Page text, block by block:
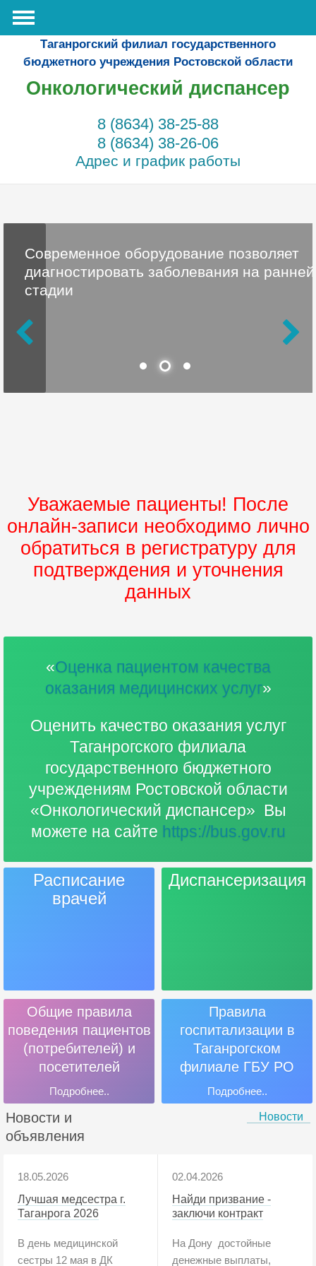
Таганрогский филиал государственного
бюджетного учреждения Ростовской области
Онкологический диспансер
8 (8634) 38-25-88
8 (8634) 38-26-06
Адрес и график работы
Современное оборудование позволяет
диагностировать заболевания на ранней
стадии
Уважаемые пациенты! После
онлайн-записи необходимо лично
обратиться в регистратуру для
подтверждения и уточнения
данных
«Оценка пациентом качества
оказания медицинских услуг»
Оценить качество оказания услуг
Таганрогского филиала
государственного бюджетного
учреждениям Ростовской области
«Онкологический диспансер» Вы
можете на сайте https://bus.gov.ru
Расписание
врачей
Диспансеризация
Общие правила
поведения пациентов
(потребителей) и
посетителей
Подробнее..
Правила
госпитализации в
Таганрогском
филиале ГБУ РО
«Онкодиспансер»
Подробнее..
Новости и
объявления
Новости
18.05.2026
Лучшая медсестра г.
Таганрога 2026
В день медицинской
сестры 12 мая в ДК
02.04.2026
Найди призвание -
заключи контракт
На Дону достойные
денежные выплаты,